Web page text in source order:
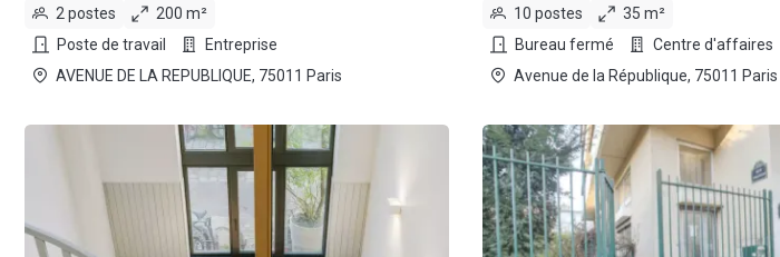
2 postes
200 m²
Poste de travail
Entreprise
AVENUE DE LA REPUBLIQUE, 75011 Paris
10 postes
35 m²
Bureau fermé
Centre d'affaires
Avenue de la République, 75011 Paris